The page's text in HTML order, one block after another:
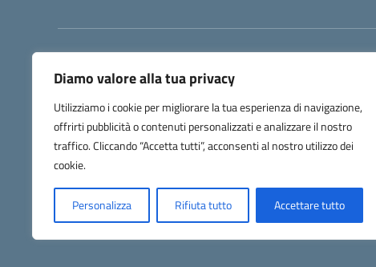
Diamo valore alla tua privacy
Utilizziamo i cookie per migliorare la tua esperienza di navigazione,
offrirti pubblicità o contenuti personalizzati e analizzare il nostro
traffico. Cliccando “Accetta tutti”, acconsenti al nostro utilizzo dei
cookie.
Personalizza Rifiuta tutto Accettare tutto